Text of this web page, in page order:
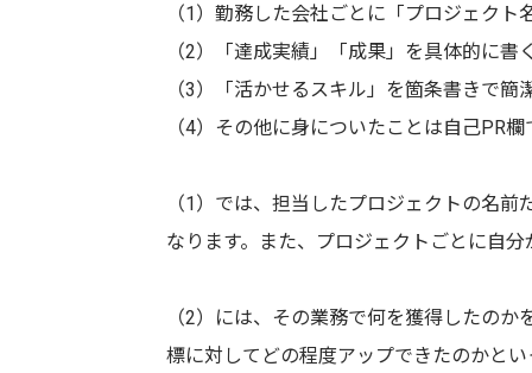
（1）勤務した会社ごとに「プロジェク
（2）「達成実績」「成果」を具体的に書
（3）「活かせるスキル」を箇条書きで簡
（4）その他に身についたことは自己PR
（1）では、担当したプロジェクトの名
なります。また、プロジェクトごとに自
（2）には、その業務で何を獲得したの
標に対してどの程度アップできたのかと